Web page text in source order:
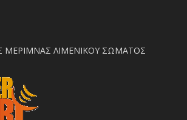
ΜΕΡΙΜΝΑΣ ΛΙΜΕΝΙΚΟΥ ΣΩΜΑΤΟΣ